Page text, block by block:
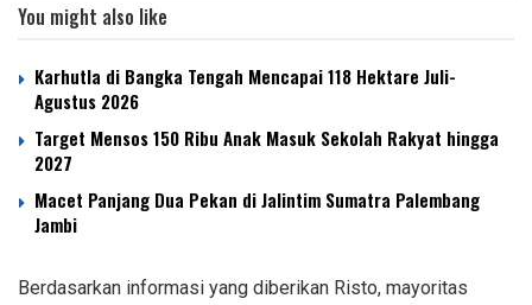
You might also like
Karhutla di Bangka Tengah Mencapai 118 Hektare Juli-
Agustus 2026
Target Mensos 150 Ribu Anak Masuk Sekolah Rakyat hingga
2027
Macet Panjang Dua Pekan di Jalintim Sumatra Palembang
Jambi
Berdasarkan informasi yang diberikan Risto, mayoritas